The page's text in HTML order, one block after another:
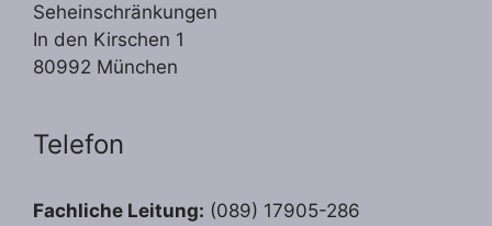
Seheinschränkungen
In den Kirschen 1
80992 München
Telefon
Fachliche Leitung: (089) 17905-286